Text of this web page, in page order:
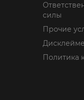
силы
Прочие
Политика